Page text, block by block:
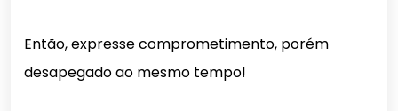
Então, expresse comprometimento, porém
desapegado ao mesmo tempo!